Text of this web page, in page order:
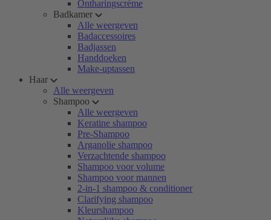
Ontharingscrème
Badkamer
Alle weergeven
Badaccessoires
Badjassen
Handdoeken
Make-uptassen
Haar
Alle weergeven
Shampoo
Alle weergeven
Keratine shampoo
Pre-Shampoo
Arganolie shampoo
Verzachtende shampoo
Shampoo voor volume
Shampoo voor mannen
2-in-1 shampoo & conditioner
Clarifying shampoo
Kleurshampoo